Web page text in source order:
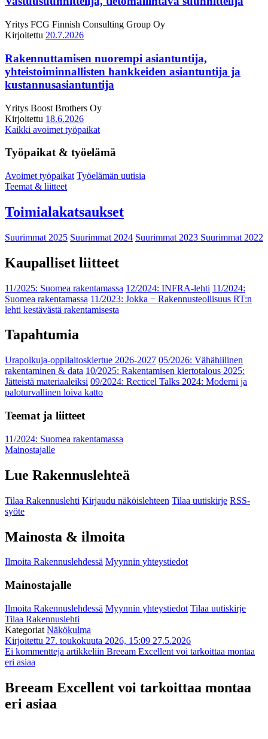
Yritys FCG Finnish Consulting Group Oy
Kirjoitettu 20.7.2026
Rakennuttamisen nuorempi asiantuntija,
yhteistoiminnallisten hankkeiden asiantuntija ja
kustannusasiantuntija
Yritys Boost Brothers Oy
Kirjoitettu 18.6.2026
Kaikki avoimet työpaikat
Työpaikat & työelämä
Avoimet työpaikat Työelämän uutisia
Teemat & liitteet
Toimialakatsaukset
Suurimmat 2025 Suurimmat 2024 Suurimmat 2023 Suurimmat 2022
Kaupalliset liitteet
11/2025: Suomea rakentamassa 12/2024: INFRA-lehti 11/2024:
Suomea rakentamassa 11/2023: Jokka − Rakennusteollisuus RT:n
lehti kestävästä rakentamisesta
Tapahtumia
Urapolkuja-oppilaitoskiertue 2026-2027 05/2026: Vähähiilinen
rakentaminen & data 10/2025: Rakentamisen kiertotalous 2025:
Jätteistä materiaaleiksi 09/2024: Recticel Talks 2024: Moderni ja
paloturvallinen loiva katto
Teemat ja liitteet
11/2024: Suomea rakentamassa
Mainostajalle
Lue Rakennuslehteä
Tilaa Rakennuslehti Kirjaudu näköislehteen Tilaa uutiskirje RSS-
syöte
Mainosta & ilmoita
Ilmoita Rakennuslehdessä Myynnin yhteystiedot
Mainostajalle
Ilmoita Rakennuslehdessä Myynnin yhteystiedot Tilaa uutiskirje
Tilaa Rakennuslehti
Kategoriat Näkökulma
Kirjoitettu 27. toukokuuta 2026, 15:09 27.5.2026
Ei kommentteja artikkeliin Breeam Excellent voi tarkoittaa montaa
eri asiaa
Breeam Excellent voi tarkoittaa montaa
eri asiaa